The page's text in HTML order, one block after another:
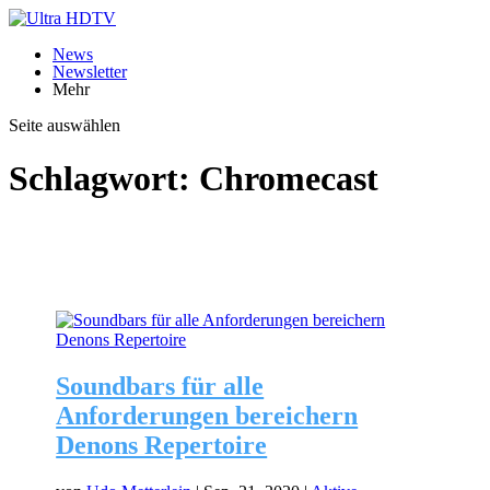
News
Newsletter
Mehr
Seite auswählen
Schlagwort: Chromecast
Soundbars für alle
Anforderungen bereichern
Denons Repertoire